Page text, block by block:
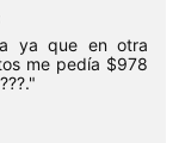
ya que en otra
me pedía $978